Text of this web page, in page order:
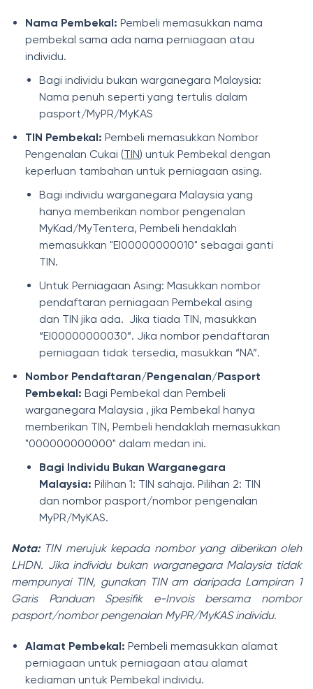
Nama Pembekal: Pembeli memasukkan nama
pembekal sama ada nama perniagaan atau
individu.
Bagi individu bukan warganegara Malaysia:
Nama penuh seperti yang tertulis dalam
pasport/MyPR/MyKAS
TIN Pembekal: Pembeli memasukkan Nombor
Pengenalan Cukai (TIN) untuk Pembekal dengan
keperluan tambahan untuk perniagaan asing.
Bagi individu warganegara Malaysia yang
hanya memberikan nombor pengenalan
MyKad/MyTentera, Pembeli hendaklah
memasukkan "EI00000000010" sebagai ganti
TIN.
Untuk Perniagaan Asing: Masukkan nombor
pendaftaran perniagaan Pembekal asing
dan TIN jika ada. Jika tiada TIN, masukkan
“EI00000000030”. Jika nombor pendaftaran
perniagaan tidak tersedia, masukkan “NA”.
Nombor Pendaftaran/Pengenalan/Pasport
Pembekal: Bagi Pembekal dan Pembeli
warganegara Malaysia , jika Pembekal hanya
memberikan TIN, Pembeli hendaklah memasukkan
"000000000000" dalam medan ini.
Bagi Individu Bukan Warganegara
Malaysia: Pilihan 1: TIN sahaja. Pilihan 2: TIN
dan nombor pasport/nombor pengenalan
MyPR/MyKAS.
Nota:TIN merujuk kepada nombor yang diberikan oleh
LHDN. Jika individu bukan warganegara Malaysia tidak
mempunyai TIN, gunakan TIN am daripada Lampiran 1
Garis Panduan Spesifik e-Invois bersama nombor
pasport/nombor pengenalan MyPR/MyKAS individu.
Alamat Pembekal: Pembeli memasukkan alamat
perniagaan untuk perniagaan atau alamat
kediaman untuk Pembekal individu.